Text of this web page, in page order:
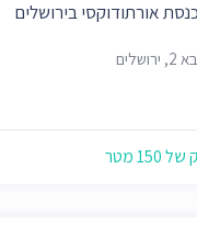
אורתודוקסי בירושלים
מטר